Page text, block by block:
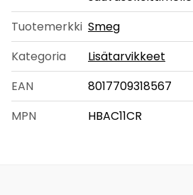
Tuotemerkki Smeg
Kategoria
Lisätarvikkeet
EAN
8017709318567
MPN
HBAC11CR